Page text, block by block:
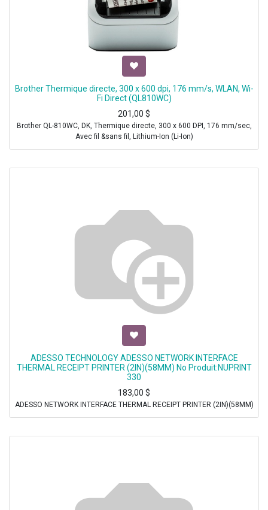
Brother Thermique directe, 300 x 600 dpi, 176 mm/s, WLAN, Wi-
Fi Direct (QL810WC)
201,00 $
Brother QL-810WC, DK, Thermique directe, 300 x 600 DPI, 176 mm/sec,
Avec fil &sans fil, Lithium-Ion (Li-Ion)
ADESSO TECHNOLOGY ADESSO NETWORK INTERFACE
THERMAL RECEIPT PRINTER (2IN)(58MM) No Produit:NUPRINT
330
183,00 $
ADESSO NETWORK INTERFACE THERMAL RECEIPT PRINTER (2IN)(58MM)